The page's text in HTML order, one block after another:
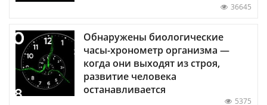
36645
Обнаружены биологические
часы-хронометр организма —
когда они выходят из строя,
развитие человека
останавливается
5375